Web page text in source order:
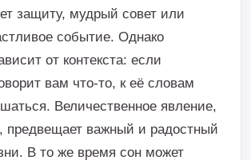
защиту, мудрый совет или
событие. Однако
от контекста: если
вам что-то, к её словам
Величественное явление,
предвещает важный и радостный
В то же время сон может